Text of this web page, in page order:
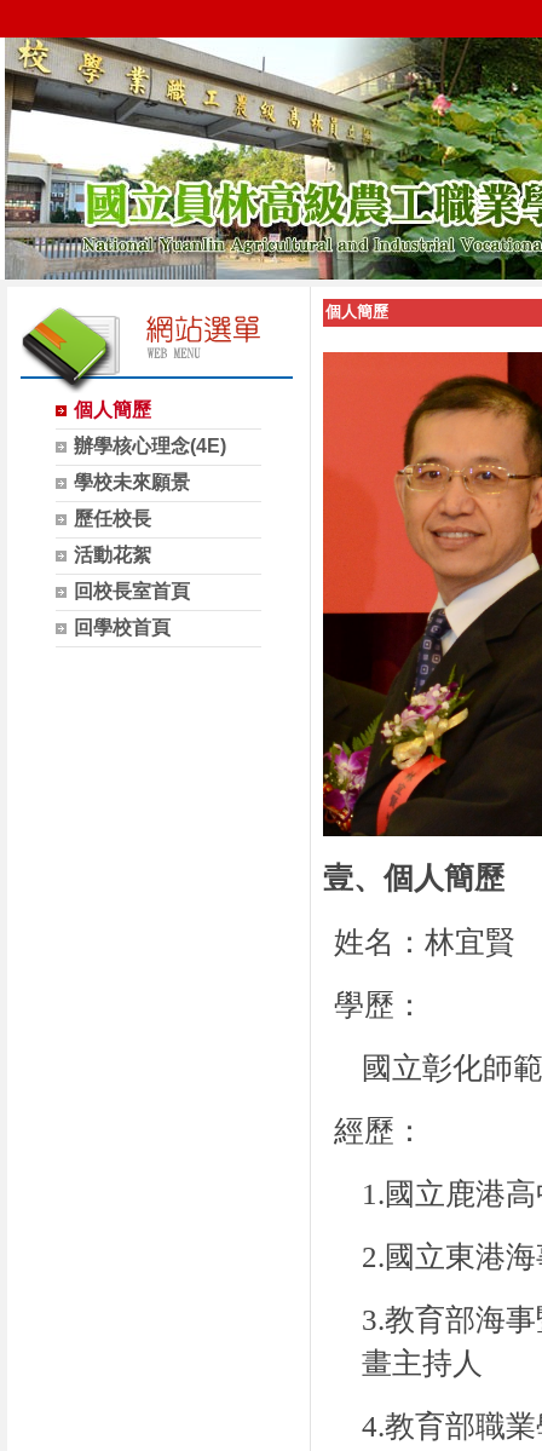
個人簡歷
辦學核心理念(4E)
學校未來願景
歷任校長
活動花絮
回校長室首頁
回學校首頁
個人簡歷
壹、個人簡歷
姓名：林宜賢
學歷：
國立彰化師
經歷：
1.國立鹿港
2.國立東港
3.教育部海
畫主持人
4.教育部職